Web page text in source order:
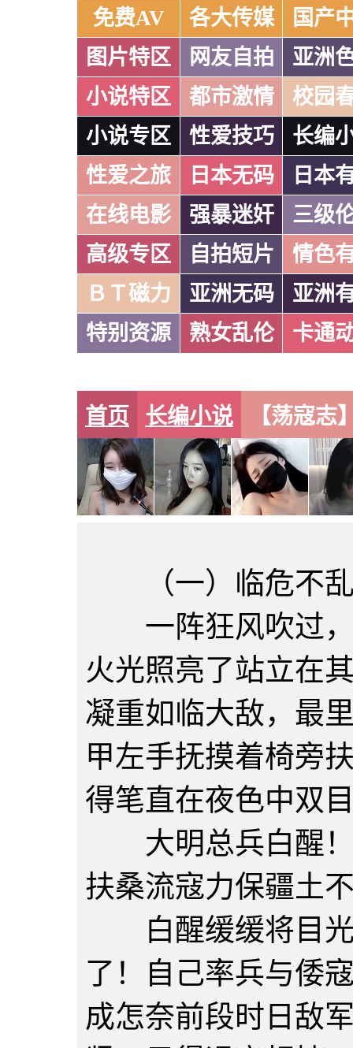
免费AV
各大传媒
国产
图片特区
网友自拍
亚洲
小说特区
都市激情
校园
小说专区
性爱技巧
长编
性爱之旅
日本无码
日本
在线电影
强暴迷奸
三级
高级专区
自拍短片
情色
ＢＴ磁力
亚洲无码
亚洲
特别资源
熟女乱伦 卡通
首页 长编小说 【荡寇志
（一）临危不
一阵狂风吹过，
火光照亮了站立在
凝重如临大敌，最
甲左手抚摸着椅旁
得笔直在夜色中双
大明总兵白醒！
扶桑流寇力保疆土
白醒缓缓将目光
了！自己率兵与倭
成怎奈前段时日敌